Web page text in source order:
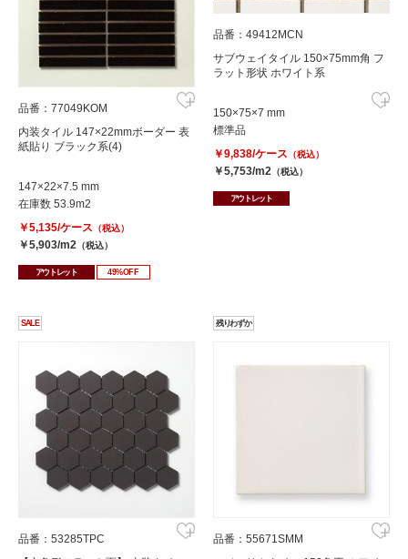
品番：77049KOM
内装タイル 147×22mmボーダー 表
紙貼り ブラック系(4)
147×22×7.5 mm
在庫数 53.9m2
￥5,135/ケース （税込）
￥5,903/m2 （税込）
アウトレット 49%OFF
品番：49412MCN
サブウェイタイル 150×75mm角 フ
ラット形状 ホワイト系
150×75×7 mm
標準品
￥9,838/ケース （税込）
￥5,753/m2 （税込）
アウトレット
SALE
品番：53285TPC
残りわずか
品番：55671SMM